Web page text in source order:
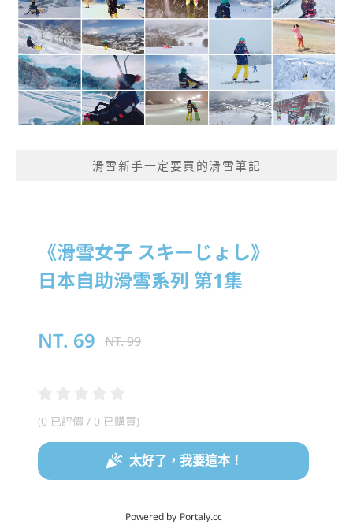
滑雪新手一定要買的滑雪筆記